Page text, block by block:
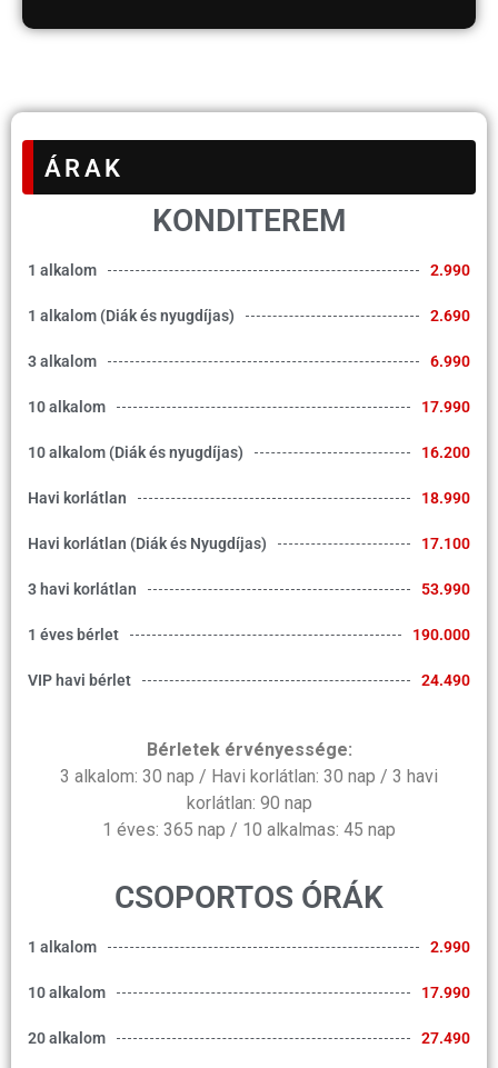
ÁRAK
KONDITEREM
1 alkalom 2.990
1 alkalom (Diák és nyugdíjas) 2.690
3 alkalom 6.990
10 alkalom 17.990
10 alkalom (Diák és nyugdíjas) 16.200
Havi korlátlan 18.990
Havi korlátlan (Diák és Nyugdíjas) 17.100
3 havi korlátlan 53.990
1 éves bérlet 190.000
VIP havi bérlet 24.490
Bérletek érvényessége:
3 alkalom: 30 nap / Havi korlátlan: 30 nap / 3 havi
korlátlan: 90 nap
1 éves: 365 nap / 10 alkalmas: 45 nap
CSOPORTOS ÓRÁK
1 alkalom 2.990
10 alkalom 17.990
20 alkalom 27.490